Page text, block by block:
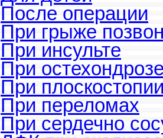
После операции
При грыже
При инсульте
При
При
При переломах
При сердечно